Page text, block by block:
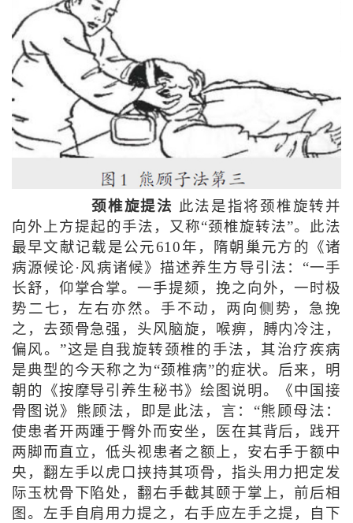
颈椎旋提法 此法是指将颈椎旋转并
向外上方提起的手法，又称“颈椎旋转法”。此法
最早文献记载是公元610年，隋朝巢元方的《诸
病源候论·风病诸候》描述养生方导引法：“一手
长舒，仰掌合掌。一手提颏，挽之向外，一时极
势二七，左右亦然。手不动，两向侧势，急挽
之，去颈骨急强，头风脑旋，喉痹，膊内冷注，
偏风。”这是自我旋转颈椎的手法，其治疗疾病
是典型的今天称之为“颈椎病”的症状。后来，明
朝的《按摩导引养生秘书》绘图说明。《中国接
骨图说》熊顾法，即是此法，言：“熊顾母法：
使患者开两踵于臀外而安坐，医在其背后，践开
两脚而直立，低头视患者之额上，安右手于额中
央，翻左手以虎口挟持其项骨，指头用力把定发
际玉枕骨下陷处，翻右手截其颐于掌上，前后相
图。左手自肩用力提之，右手应左手之提，自下